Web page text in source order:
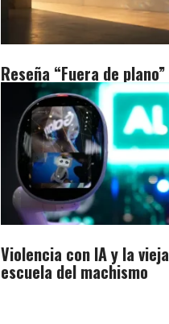
Reseña “Fuera de plano”
Violencia con IA y la vieja
escuela del machismo